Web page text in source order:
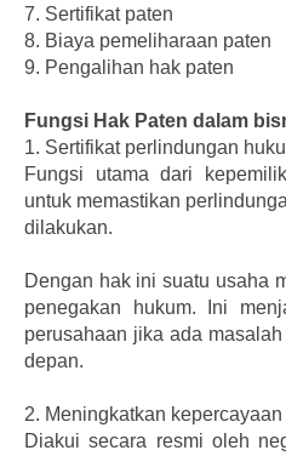
7. Sertifikat paten
8. Biaya pemeliharaan paten
9. Pengalihan hak paten
Fungsi Hak Paten dalam
1. Sertifikat perlindungan
Fungsi utama dari
untuk memastikan
dilakukan.
Dengan hak ini suatu usaha
penegakan hukum. Ini
perusahaan jika ada
depan.
2. Meningkatkan
Diakui secara resmi oleh